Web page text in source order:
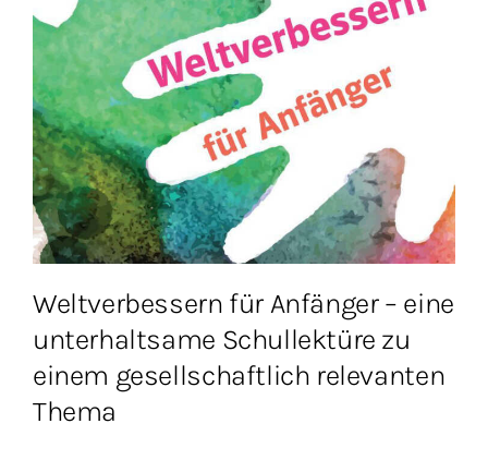
Weltverbessern für Anfänger – eine
unterhaltsame Schullektüre zu
einem gesellschaftlich relevanten
Thema